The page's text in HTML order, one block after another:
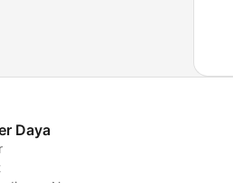
Daya